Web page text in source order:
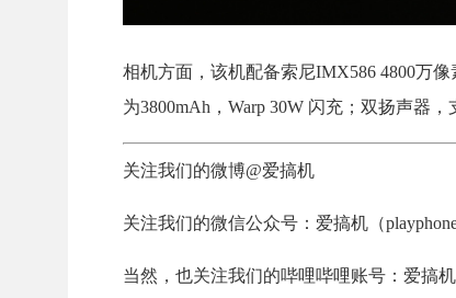
相机方面，该机配备索尼IMX586 4800万
为3800mAh，Warp 30W 闪充；双扬声器
关注我们的微博@爱搞机
关注我们的微信公众号：爱搞机（playphone
当然，也关注我们的哔哩哔哩账号：爱搞机